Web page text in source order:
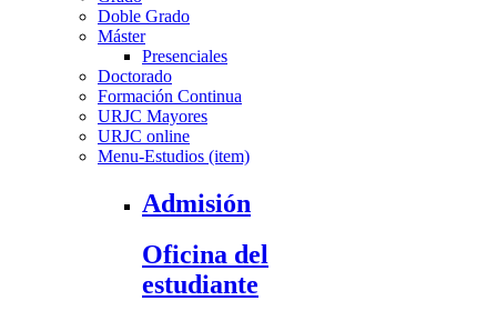
Doble Grado
Máster
Presenciales
Doctorado
Formación Continua
URJC Mayores
URJC online
Menu-Estudios (item)
Admisión
Oficina del
estudiante